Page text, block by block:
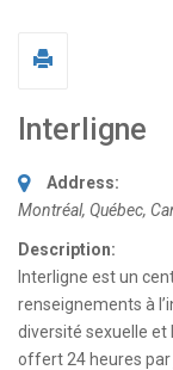
Interligne
Address:
Montréal, Québec,
Description:
Interligne est un
renseignements à
diversité sexuelle et
offert 24 heures par